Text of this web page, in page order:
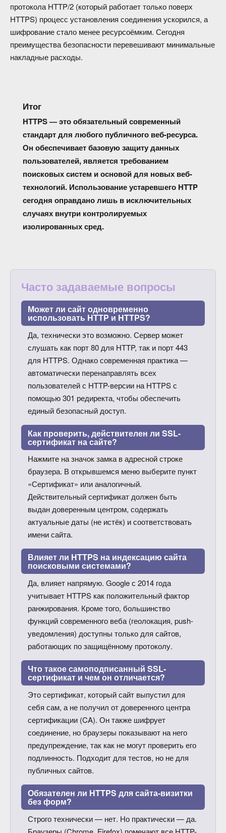
протокола HTTP/2 (который работает только поверх
HTTPS) процесс установления соединения ускорился, а
шифрование стало менее ресурсоёмким. Сегодня
преимущества безопасности перевешивают минимальные
накладные расходы.
Итог
HTTPS — это обязательный современный
стандарт для любого публичного веб-ресурса.
Он обеспечивает базовую защиту данных
пользователей, является требованием
поисковых систем и основой для новых веб-
технологий. Использование устаревшего HTTP
сегодня оправдано лишь в исключительных
случаях внутри контролируемых
изолированных сред.
Часто задаваемые вопросы
Может ли сайт одновременно
использовать HTTP и HTTPS?
Да, технически это возможно. Сервер может
слушать как порт 80 для HTTP, так и порт 443
для HTTPS. Однако современная практика —
автоматически перенаправлять всех
пользователей с HTTP-версии на HTTPS с
помощью 301 редиректа, чтобы обеспечить
единый безопасный доступ.
Как проверить, действителен ли SSL-
сертификат на сайте?
Нажмите на значок замка в адресной строке
браузера. В открывшемся меню выберите пункт
«Сертификат» или аналогичный.
Действительный сертификат должен быть
выдан доверенным центром, содержать
актуальные даты (не истёк) и соответствовать
имени сайта.
Влияет ли HTTPS на индексацию сайта
поисковыми системами?
Да, влияет напрямую. Google с 2014 года
учитывает HTTPS как положительный фактор
ранжирования. Кроме того, большинство
функций современного веба (геолокация, push-
уведомления) доступны только для сайтов,
работающих по защищённому протоколу.
Что такое самоподписанный SSL-
сертификат и чем он отличается?
Это сертификат, который сайт выпустил для
себя сам, а не получил от доверенного центра
сертификации (CA). Он также шифрует
соединение, но браузеры показывают на него
предупреждение, так как не могут проверить его
подлинность. Подходит для тестов, но не для
публичных сайтов.
Обязателен ли HTTPS для сайта-визитки
без форм?
Строго технически — нет. Но практически — да.